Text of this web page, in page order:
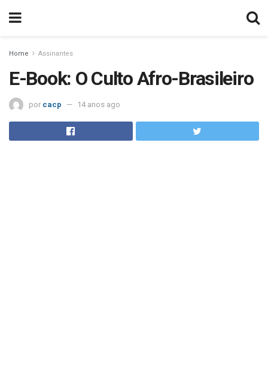
Home Assinantes
E-Book: O Culto Afro-Brasileiro
por cacp 14 anos ago